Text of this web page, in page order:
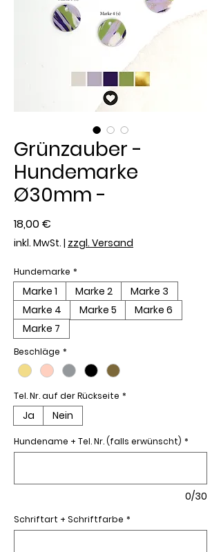
Grünzauber -
Hundemarke
Ø30mm -
18,00 €
inkl. MwSt. | zzgl. Versand
Hundemarke *
Marke 1 Marke 2
Marke 3
Marke 4
Marke 5
Marke 6
Marke 7
Beschläge *
Tel. Nr. auf der Rückseite *
Ja Nein
Hundename + Tel. Nr. (falls erwünscht) *
0/30
Schriftart + Schriftfarbe *